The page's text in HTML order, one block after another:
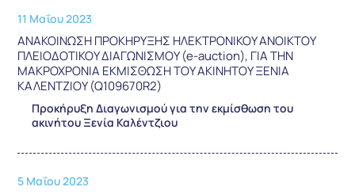
11 Μαΐου 2023
ΑΝΑΚΟΙΝΩΣΗ ΠΡΟΚΗΡΥΞΗΣ ΗΛΕΚΤΡΟΝΙΚΟΥ ΑΝΟΙΚΤΟΥ
ΠΛΕΙΟΔΟΤΙΚΟΥ ΔΙΑΓΩΝΙΣΜΟΥ (e-auction), ΓΙΑ ΤΗΝ
ΜΑΚΡΟΧΡΟΝΙΑ ΕΚΜΙΣΘΩΣΗ ΤΟΥ ΑΚΙΝΗΤΟΥ ΞΕΝΙΑ
ΚΑΛΕΝΤΖΙΟΥ (Q109670R2)
Προκήρυξη Διαγωνισμού για την εκμίσθωση του
ακινήτου Ξενία Καλέντζιου
5 Μαΐου 2023